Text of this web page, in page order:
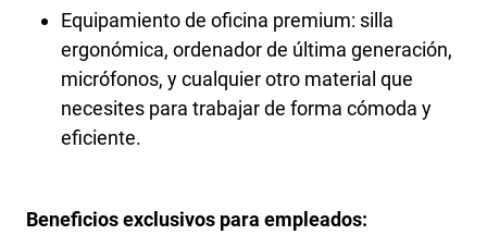
Equipamiento de oficina premium: silla
ergonómica, ordenador de última generación,
micrófonos, y cualquier otro material que
necesites para trabajar de forma cómoda y
eficiente.
Beneficios exclusivos para empleados: